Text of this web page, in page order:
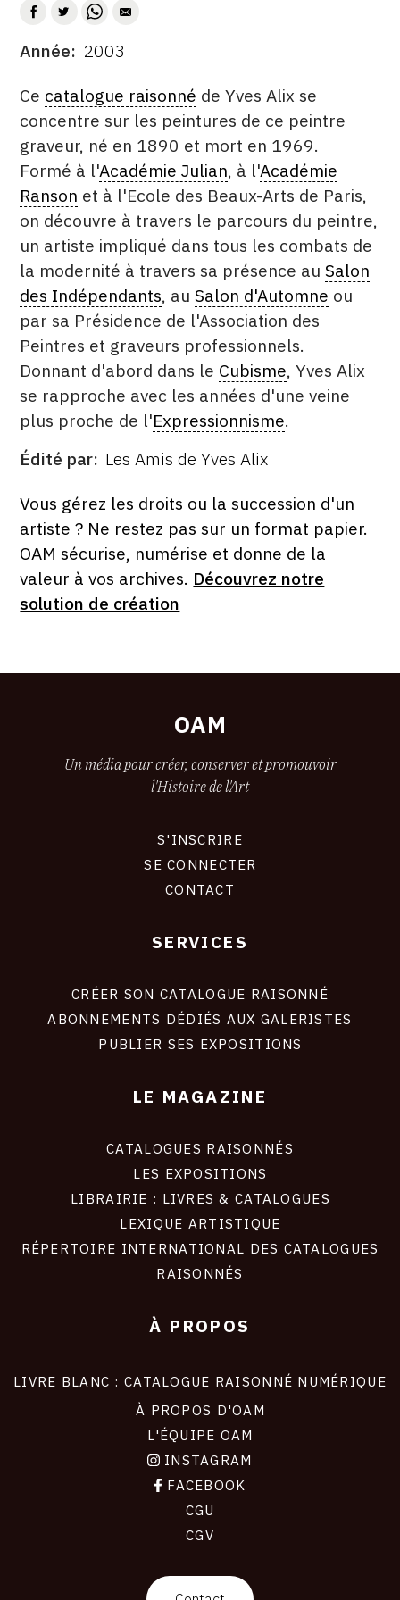
CGV
SUIVEZ-NOUS
INSTAGRAM
FACEBOOK
TWITTER
PINTEREST
DATE
Année 2003
DESCRITPTION
Ce catalogue raisonné de Yves Alix se
concentre sur les peintures de ce peintre
graveur, né en 1890 et mort en 1969.
Formé à l'Académie Julian, à l'Académie
Ranson et à l'Ecole des Beaux-Arts de Paris,
on découvre à travers le parcours du peintre,
un artiste impliqué dans tous les combats de
la modernité à travers sa présence auSalon
des Indépendants, auSalon d'Automne ou
par sa Présidence de l'Association des
Peintres et graveurs professionnels.
Donnant d'abord dans le Cubisme, Yves Alix
se rapproche avec les années d'une veine
plus proche de l'Expressionnisme.
ÉDITÉ
Édité par Les Amis de Yves Alix
FORMAT
ÉTAT
Vous gérez les droits ou la succession d'un
artiste ? Ne restez pas sur un format papier.
OAM sécurise, numérise et donne de la
valeur à vos archives. Découvrez notre
solution de création
OAM
Un média pour créer, conserver et promouvoir
l'Histoire de l'Art
S'INSCRIRE
SE CONNECTER
CONTACT
SERVICES
CRÉER SON CATALOGUE RAISONNÉ
ABONNEMENTS DÉDIÉS AUX GALERISTES
PUBLIER SES EXPOSITIONS
LE MAGAZINE
CATALOGUES RAISONNÉS
LES EXPOSITIONS
LIBRAIRIE : LIVRES & CATALOGUES
LEXIQUE ARTISTIQUE
RÉPERTOIRE INTERNATIONAL DES CATALOGUES
RAISONNÉS
À PROPOS
LIVRE BLANC : CATALOGUE RAISONNÉ NUMÉRIQUE
À PROPOS D'OAM
L'ÉQUIPE OAM
INSTAGRAM
FACEBOOK
CGU
CGV